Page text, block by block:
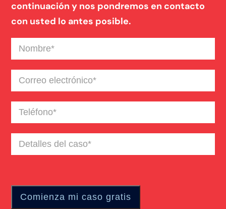
continuación y nos pondremos en contacto
con usted lo antes posible.
Nombre(Required)
Correo
electrónico(Required)
Teléfono(Required)
Detalles
del